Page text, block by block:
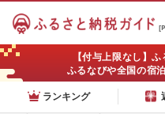
【付与上限なし】
ふるなびや全国の宿
ランキング